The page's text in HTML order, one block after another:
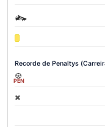
Recorde de Penaltys
PEN